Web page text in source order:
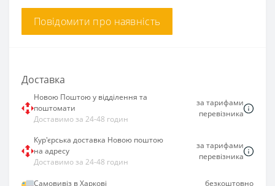
Повідомити про наявність
Доставка
Новою Поштою у відділення та
поштомати
Доставимо за 24-48 годин
за тарифами
перевізника
Кур'єрська доставка Новою поштою
на адресу
Доставимо за 24-48 годин
за тарифами
перевізника
Самовивіз в Харкові безкоштовно